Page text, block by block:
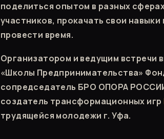
поделиться опытом в разных
участников, прокачать свои
провести время.
Организатором и ведущим встречи
«Школы Предпринимательства»
сопредседатель БРО ОПОРА
создатель трансформационных игр
трудящейся молодежи г. Уфа.